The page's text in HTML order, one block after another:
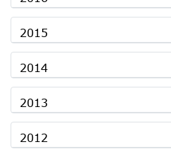
2015
2014
2013
2012